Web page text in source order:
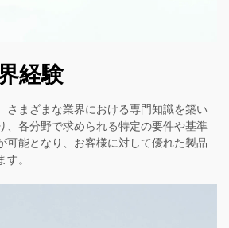
経験
さまざまな業界における専門知識を築い
、各分野で求められる特定の要件や基準
可能となり、お客様に対して優れた製品
。